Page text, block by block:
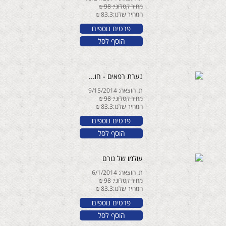
מחיר קטלוגי: 98 ₪
המחיר שלנו:83.3 ₪
פרטים נוספים
הוסף לסל
נערת רפאים - חו...
ת. הוצאה: 9/15/2014
מחיר קטלוגי: 98 ₪
המחיר שלנו:83.3 ₪
פרטים נוספים
הוסף לסל
עולמו של נורם
ת. הוצאה: 6/1/2014
מחיר קטלוגי: 98 ₪
המחיר שלנו:83.3 ₪
פרטים נוספים
הוסף לסל